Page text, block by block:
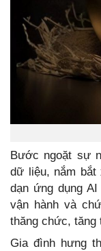
Bước ngoặt sự
dữ liệu, nắm bắt
dạn ứng dụng
vận hành và
thăng chức, tăng
Gia đình hưng